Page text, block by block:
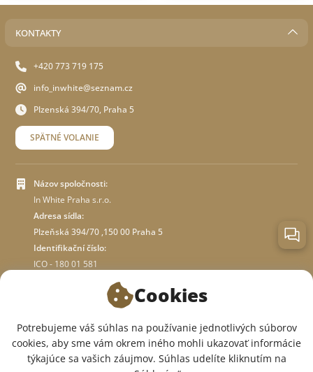
KONTAKTY
+420 773 719 175
info_inwhite@seznam.cz
Plzenská 394/70, Praha 5
SPÄTNÉ VOLANIE
Názov spoločnosti:
In White Praha s.r.o.
Adresa sídla:
Plzeňská 394/70 ,150 00 Praha 5
Identifikační číslo:
ICO - 180 01 581
O OBCHODE
SME V SOCIÁLNYCH SIEŤACH:
Cookies
Potrebujeme váš súhlas na používanie jednotlivých súborov
cookies, aby sme vám okrem iného mohli ukazovať informácie
týkajúce sa vašich záujmov. Súhlas udelíte kliknutím na